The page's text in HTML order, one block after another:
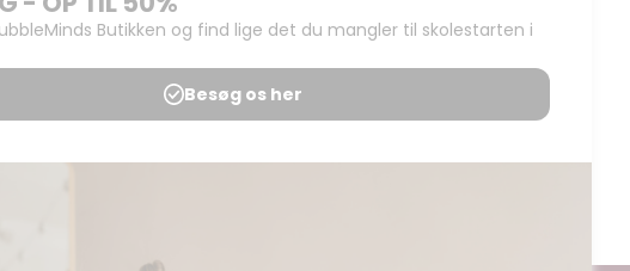
Jeg træner den lille
plustabel
Læs mere